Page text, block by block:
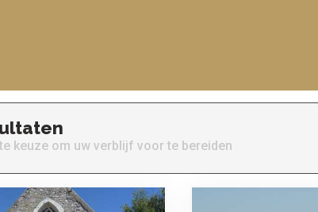
keuze om uw verblijf voor te bereiden